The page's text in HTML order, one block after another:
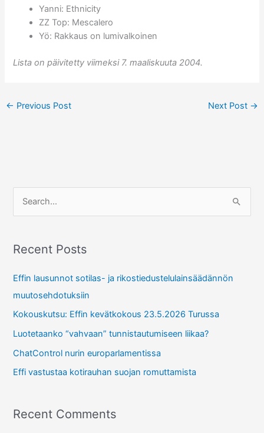
Yanni: Ethnicity
ZZ Top: Mescalero
Yö: Rakkaus on lumivalkoinen
Lista on päivitetty viimeksi 7. maaliskuuta 2004.
← Previous Post Next Post →
r
h
f
o
r
:
Recent Posts
Effin lausunnot sotilas- ja rikostiedustelulainsäädännön
muutosehdotuksiin
Kokouskutsu: Effin kevätkokous 23.5.2026 Turussa
Luotetaanko “vahvaan” tunnistautumiseen liikaa?
ChatControl nurin europarlamentissa
Effi vastustaa kotirauhan suojan romuttamista
Recent Comments